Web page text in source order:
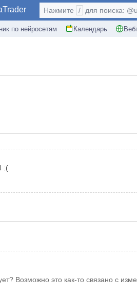
по нейросетям Календарь
Нажмите / для поиска:
:(
Возможно это как-то связано с